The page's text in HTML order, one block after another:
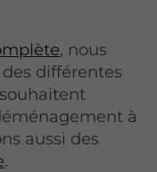
, nous
différentes
à
aussi des
.